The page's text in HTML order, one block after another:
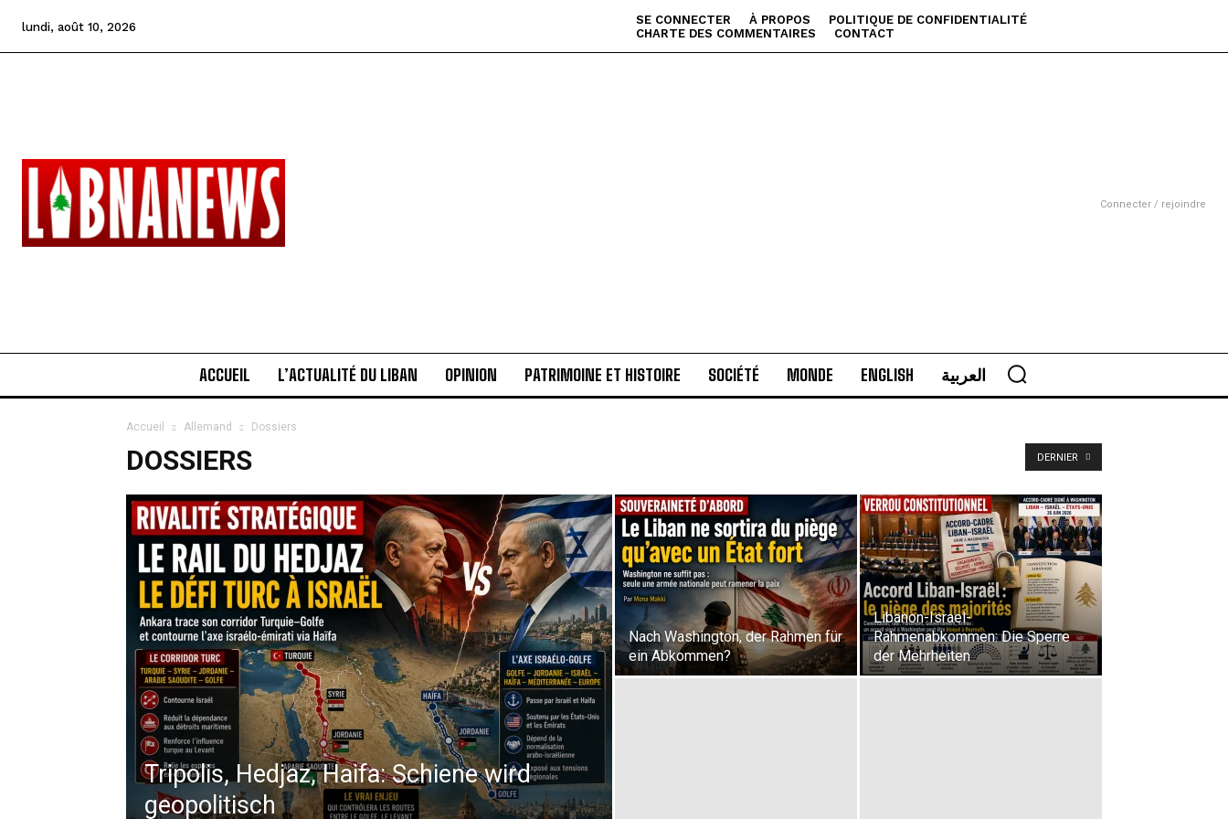
lundi, août 10, 2026 SE CONNECTER À PROPOS
POLITIQUE DE CONFIDENTIALITÉ
CHARTE DES COMMENTAIRES
CONTACT
Connecter / rejoindre
ACCUEIL L’ACTUALITÉ DU LIBAN OPINION PATRIMOINE ET HISTOIRE SOCIÉTÉ MONDE ENGLISH العربية
Accueil Allemand Dossiers
DOSSIERS DERNIER
Tripolis, Hedjaz, Haifa: Schiene wird
geopolitisch
Nach Washington, der Rahmen für
ein Abkommen?
Libanon-Israel-
Rahmenabkommen: Die Sperre
der Mehrheiten